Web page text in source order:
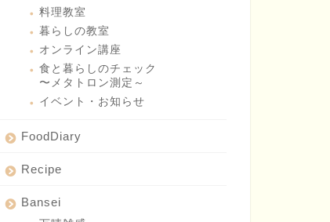
料理教室
暮らしの教室
オンライン講座
食と暮らしのチェック
〜メタトロン測定～
イベント・お知らせ
FoodDiary
Recipe
Bansei